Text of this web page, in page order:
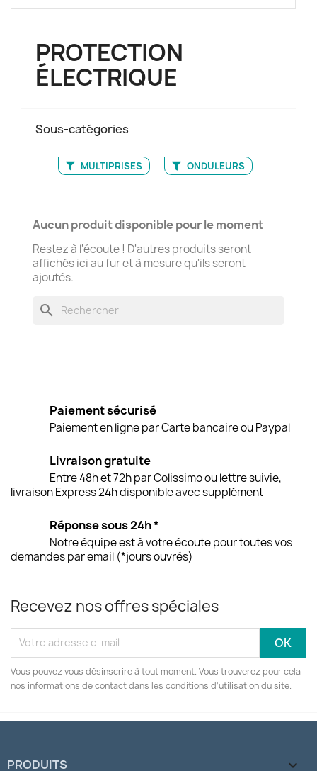
PROTECTION
ÉLECTRIQUE
Sous-catégories
MULTIPRISES ONDULEURS
Aucun produit disponible pour le moment
Restez à l'écoute ! D'autres produits seront
affichés ici au fur et à mesure qu'ils seront
ajoutés.
search
Paiement sécurisé
Paiement en ligne par Carte bancaire ou Paypal
Livraison gratuite
Entre 48h et 72h par Colissimo ou lettre suivie,
livraison Express 24h disponible avec supplément
Réponse sous 24h *
Notre équipe est à votre écoute pour toutes vos
demandes par email (*jours ouvrés)
Recevez nos offres spéciales
Vous pouvez vous désinscrire à tout moment. Vous trouverez pour cela
nos informations de contact dans les conditions d'utilisation du site.
PRODUITS 